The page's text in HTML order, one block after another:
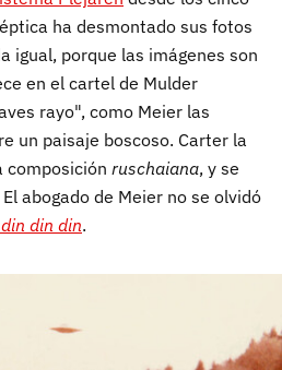
ha desmontado sus fotos
igual, porque las imágenes son
en el cartel de Mulder
rayo", como Meier las
un paisaje boscoso. Carter la
composición ruschaiana, y se
abogado de Meier no se olvidó
din din.